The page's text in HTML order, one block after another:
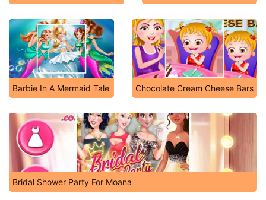
Barbie In A Mermaid Tale Chocolate Cream Cheese Bars
Bridal Shower Party For Moana